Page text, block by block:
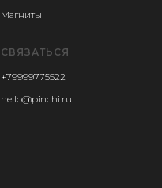
Магниты
СВЯЗАТЬСЯ
+79999775522
hello@pinchi.ru